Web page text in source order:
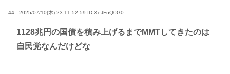
44 : 2025/07/10(木) 23:11:52.59 ID:XeJFuQ0G0
1128兆円の国債を積み上げるまでMMTしてきたのは
自民党なんだけどな